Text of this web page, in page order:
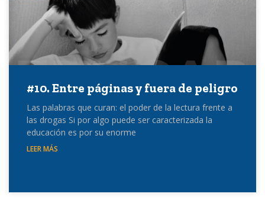
#10. Entre páginas y fuera de peligro
Las palabras que curan: el poder de la lectura frente a
las drogas Si por algo puede ser caracterizada la
educación es por su enorme
LEER MÁS